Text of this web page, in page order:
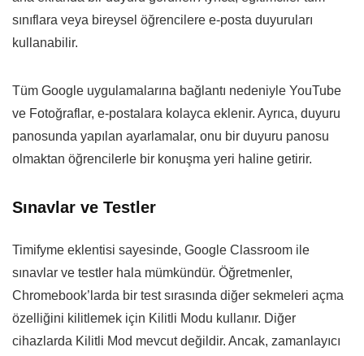
sınıflara veya bireysel öğrencilere e-posta duyuruları
kullanabilir.
Tüm Google uygulamalarına bağlantı nedeniyle YouTube
ve Fotoğraflar, e-postalara kolayca eklenir. Ayrıca, duyuru
panosunda yapılan ayarlamalar, onu bir duyuru panosu
olmaktan öğrencilerle bir konuşma yeri haline getirir.
Sınavlar ve Testler
Timifyme eklentisi sayesinde, Google Classroom ile
sınavlar ve testler hala mümkündür. Öğretmenler,
Chromebook’larda bir test sırasında diğer sekmeleri açma
özelliğini kilitlemek için Kilitli Modu kullanır. Diğer
cihazlarda Kilitli Mod mevcut değildir. Ancak, zamanlayıcı